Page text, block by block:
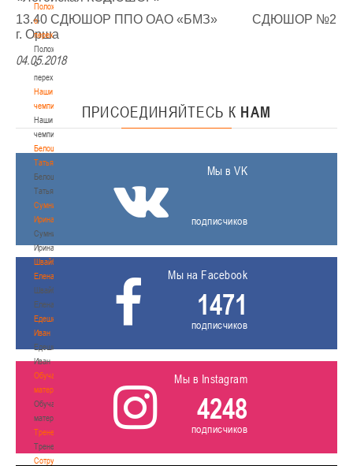
Положение
о
переходах
Положение
о
переходах
Наши
чемпионы
Наши
чемпионы
Белошапко
Татьяна
Белошапко
Татьяна
Сумникова
Ирина
Сумникова
Ирина
Швайбович
Елена
Швайбович
Елена
Едешко
Иван
Едешко
Иван
Обучающие
материалы
Обучающие
материалы
Тренерам
Тренерам
Сотрудничество
13.40 СДЮШОР ППО ОАО «БМЗ» СДЮШОР №2
г. Орша
04.05.2018
ПРИСОЕДИНЯЙТЕСЬ К НАМ
Мы в VK
подписчиков
Мы на Facebook
1471
подписчиков
Мы в Instagram
4248
подписчиков